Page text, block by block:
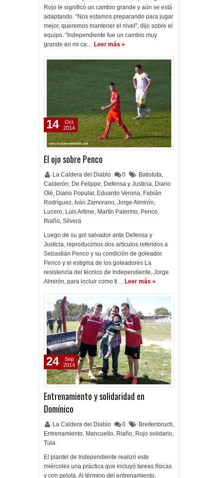
Rojo le significó un cambio grande y aún se está
adaptando. "Nos estamos preparando para jugar
mejor, queremos mantener el nivel", dijo sobre el
equipo. "Independiente fue un cambio muy
grande en mi ca… Leer más »
El ojo sobre Penco
La Caldera del Diablo 0 Batistuta,
Calderón, De Felippe, Defensa y Justicia, Diario
Olé, Diario Popular, Eduardo Verona, Fabián
Rodríguez, Iván Zamorano, Jorge Almirón,
Lucero, Luis Artime, Martín Palermo, Penco,
Riaño, Silvera
Luego de su gol salvador ante Defensa y
Justicia, reproducimos dos artículos referidos a
Sebastián Penco y su condición de goleador.
Penco y el estigma de los goleadores La
resistencia del técnico de Independiente, Jorge
Almirón, para incluir como ti… Leer más »
14
Oct
2014
Entrenamiento y solidaridad en
Domínico
La Caldera del Diablo 0 Breitenbruch,
Entrenamiento, Mancuello, Riaño, Rojo solidario,
Tula
El plantel de Independiente realizó este
miércoles una práctica que incluyó tareas físicas
y con pelota. Al término del entrenamiento,
24
Sep
2014